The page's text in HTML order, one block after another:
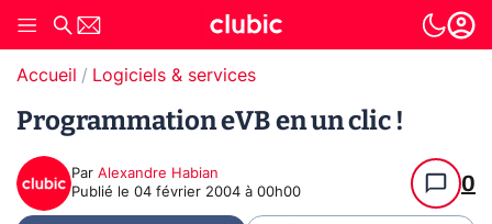
Accueil Logiciels & services
Programmation eVB en un clic !
Par Alexandre Habian
Publié le 04 février 2004 à 00h00 0